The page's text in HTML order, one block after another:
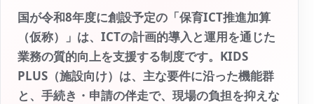
国が令和8年度に創設予定の「保育ICT推進加算
（仮称）
」は、ICTの計画的導入と運用を通じた
業務の質的向上を支援する制度です。KIDS
PLUS（施設向け）は、主な要件に沿った機能群
と、手続き・申請の伴走で、 現場の負担を抑えな